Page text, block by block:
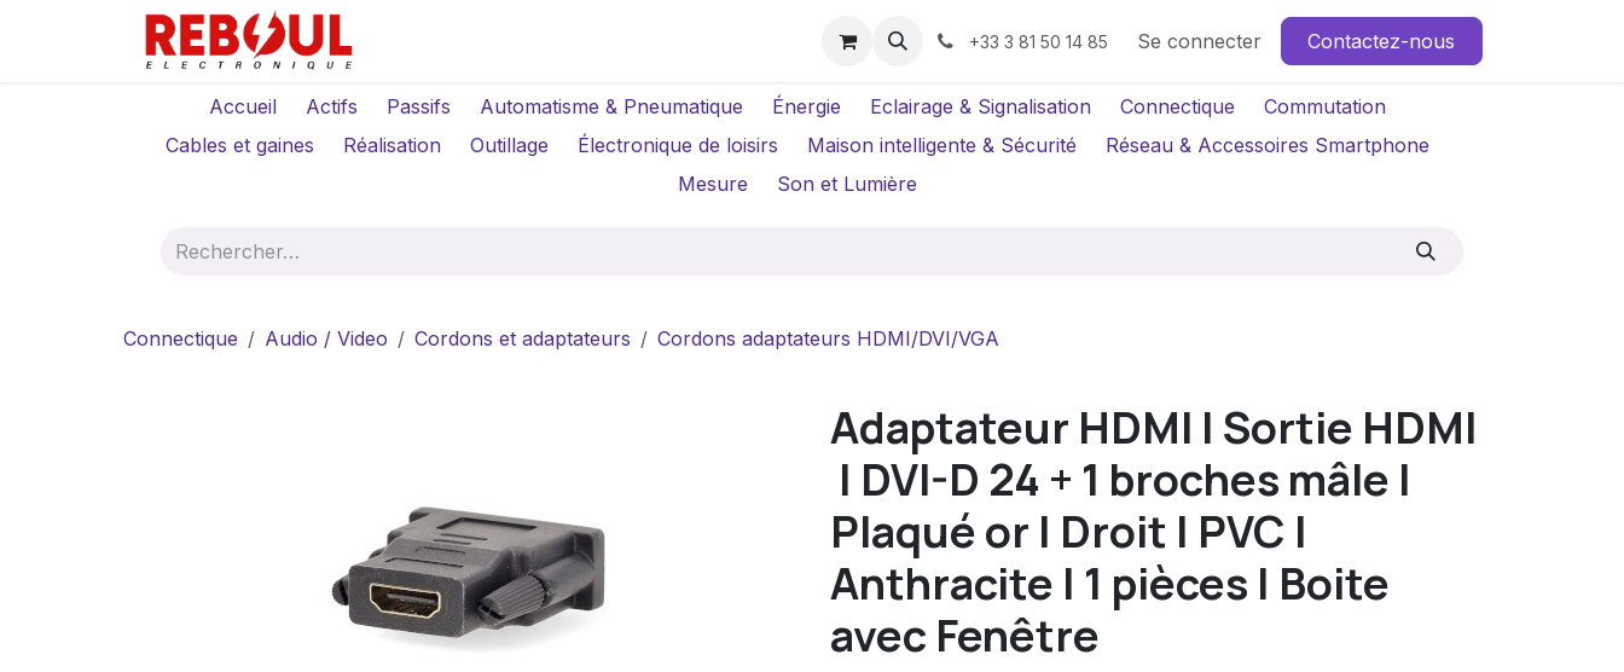
Se rendre au contenu
Location Caméras +33 3 81 50 14 85 Se connecter Contactez-nous
Accueil Actifs Passifs Automatisme & Pneumatique Énergie Eclairage & Signalisation Connectique
Commutation
Cables et gaines
Réalisation Outillage Électronique de loisirs Maison intelligente & Sécurité
Réseau & Accessoires Smartphone
Mesure
Son et Lumière
Connectique Audio / Video Cordons et adaptateurs Cordons adaptateurs HDMI/DVI/VGA
Adaptateur HDMI | Sortie HDMI
 | DVI-D 24 + 1 broches mâle |
Plaqué or | Droit | PVC |
Anthracite | 1 pièces | Boite
avec Fenêtre